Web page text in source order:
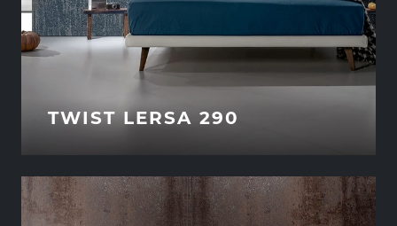
TWIST LERSA 290